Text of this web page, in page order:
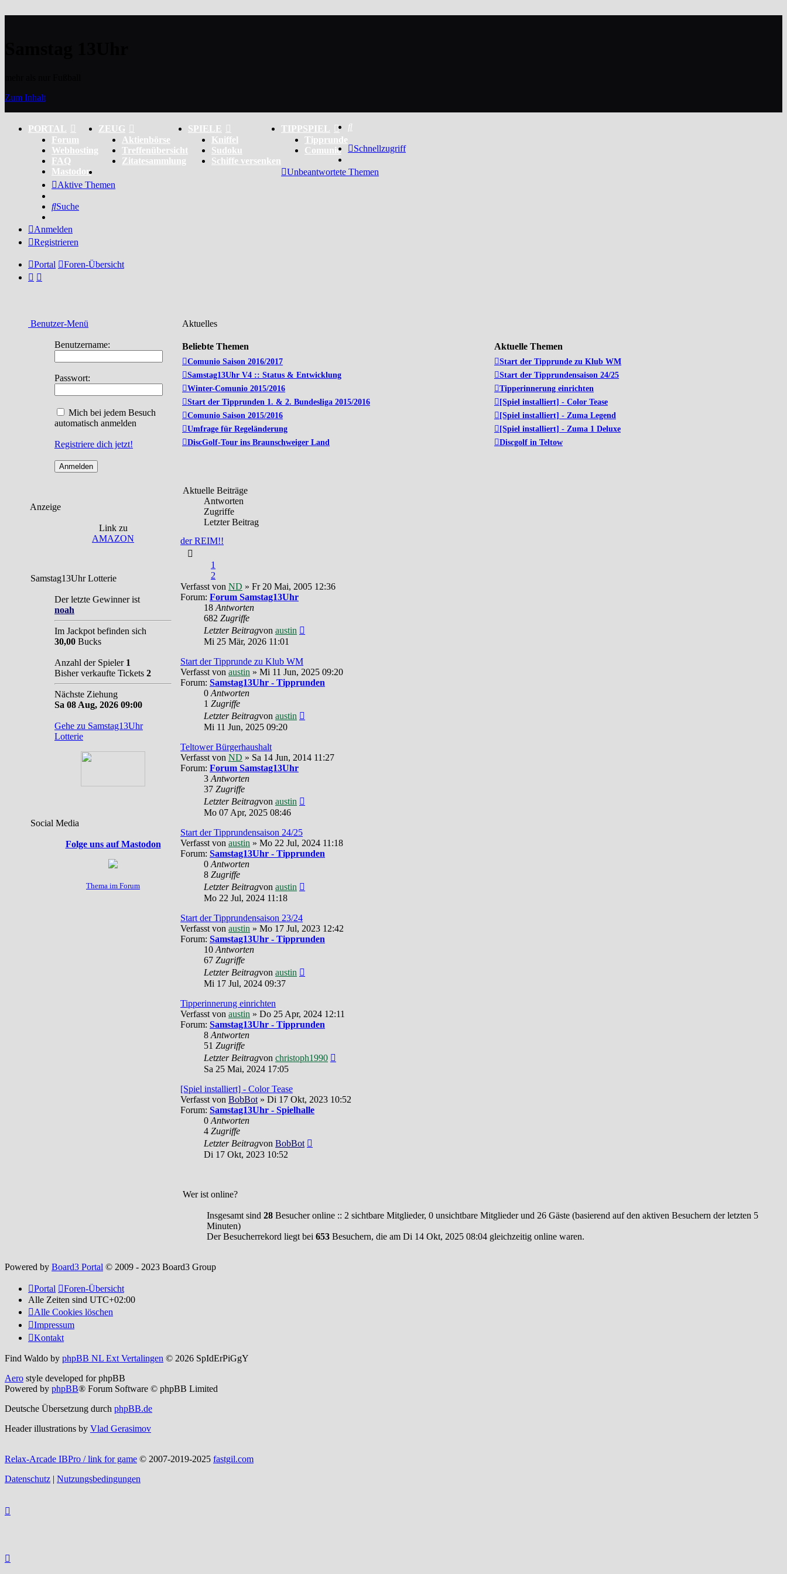
Zum Inhalt
PORTAL
Forum
Webhosting
FAQ
Mastodon
ZEUG
Aktienbörse
Treffenübersicht
Zitatesammlung
SPIELE
Kniffel
Sudoku
Schiffe versenken
TIPPSPIEL
Tipprunde
Comunio
Schnellzugriff
Unbeantwortete Themen
Aktive Themen
Suche
Anmelden
Registrieren
Portal Foren-Übersicht
Aktuelles
Beliebte Themen Aktuelle Themen
Comunio Saison 2016/2017
Samstag13Uhr V4 :: Status & Entwicklung
Winter-Comunio 2015/2016
Start der Tipprunden 1. & 2. Bundesliga 2015/2016
Comunio Saison 2015/2016
Umfrage für Regeländerung
DiscGolf-Tour ins Braunschweiger Land
Start der Tipprunde zu Klub WM
Start der Tipprundensaison 24/25
Tipperinnerung einrichten
[Spiel installiert] - Color Tease
[Spiel installiert] - Zuma Legend
[Spiel installiert] - Zuma 1 Deluxe
Discgolf in Teltow
Aktuelle Beiträge
Antworten
Zugriffe
Letzter Beitrag
der REIM!!
1
2
Verfasst von ND » Fr 20 Mai, 2005 12:36
Forum: Forum Samstag13Uhr
18 Antworten
682 Zugriffe
Letzter Beitragvon austin
Mi 25 Mär, 2026 11:01
Start der Tipprunde zu Klub WM
Verfasst von austin » Mi 11 Jun, 2025 09:20
Forum: Samstag13Uhr - Tipprunden
0 Antworten
1 Zugriffe
Letzter Beitragvon austin
Mi 11 Jun, 2025 09:20
Teltower Bürgerhaushalt
Verfasst von ND » Sa 14 Jun, 2014 11:27
Forum: Forum Samstag13Uhr
3 Antworten
37 Zugriffe
Letzter Beitragvon austin
Mo 07 Apr, 2025 08:46
Start der Tipprundensaison 24/25
Verfasst von austin » Mo 22 Jul, 2024 11:18
Forum: Samstag13Uhr - Tipprunden
0 Antworten
8 Zugriffe
Letzter Beitragvon austin
Mo 22 Jul, 2024 11:18
Start der Tipprundensaison 23/24
Verfasst von austin » Mo 17 Jul, 2023 12:42
Forum: Samstag13Uhr - Tipprunden
10 Antworten
67 Zugriffe
Letzter Beitragvon austin
Mi 17 Jul, 2024 09:37
Tipperinnerung einrichten
Verfasst von austin » Do 25 Apr, 2024 12:11
Forum: Samstag13Uhr - Tipprunden
8 Antworten
51 Zugriffe
Letzter Beitragvon christoph1990
Sa 25 Mai, 2024 17:05
[Spiel installiert] - Color Tease
Verfasst von BobBot » Di 17 Okt, 2023 10:52
Forum: Samstag13Uhr - Spielhalle
0 Antworten
4 Zugriffe
Letzter Beitragvon BobBot
Di 17 Okt, 2023 10:52
Wer ist online?
Insgesamt sind 28 Besucher online :: 2 sichtbare Mitglieder, 0 unsichtbare Mitglieder und 26 Gäste (basierend auf den aktiven Besuchern der letzten 5
Minuten)
Der Besucherrekord liegt bei 653 Besuchern, die am Di 14 Okt, 2025 08:04 gleichzeitig online waren.
Benutzer-Menü
Benutzername:
Passwort:
Mich bei jedem Besuch
automatisch anmelden
Registriere dich jetzt!
Anzeige
Link zu
AMAZON
Samstag13Uhr Lotterie
Der letzte Gewinner ist
noah
Im Jackpot befinden sich
30,00 Bucks
Anzahl der Spieler 1
Bisher verkaufte Tickets 2
Nächste Ziehung
Sa 08 Aug, 2026 09:00
Gehe zu Samstag13Uhr
Lotterie
Social Media
Folge uns auf Mastodon
Thema im Forum
Powered by Board3 Portal © 2009 - 2023 Board3 Group
Portal
Foren-Übersicht
Alle Zeiten sind UTC+02:00
Alle Cookies löschen
Impressum
Kontakt
Find Waldo by phpBB NL Ext Vertalingen © 2026 SpIdErPiGgY
Aero style developed for phpBB
Powered by phpBB® Forum Software © phpBB Limited
Deutsche Übersetzung durch phpBB.de
Header illustrations by Vlad Gerasimov
Relax-Arcade IBPro / link for game © 2007-2019-2025 fastgil.com
Datenschutz | Nutzungsbedingungen